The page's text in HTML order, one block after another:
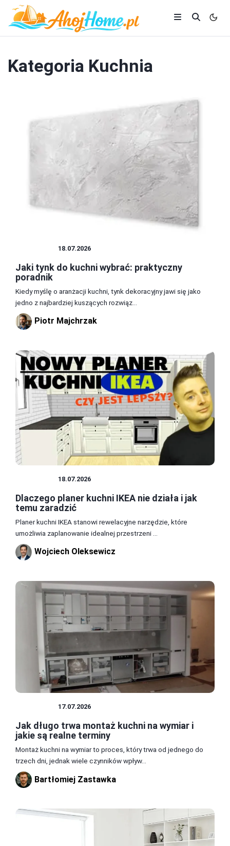
Kategoria Kuchnia
18.07.2026
Jaki tynk do kuchni wybrać: praktyczny
poradnik
Kiedy myślę o aranżacji kuchni, tynk dekoracyjny jawi się jako
jedno z najbardziej kuszących rozwiąz...
Piotr Majchrzak
18.07.2026
Dlaczego planer kuchni IKEA nie działa i jak
temu zaradzić
Planer kuchni IKEA stanowi rewelacyjne narzędzie, które
umożliwia zaplanowanie idealnej przestrzeni ...
Wojciech Oleksewicz
17.07.2026
Jak długo trwa montaż kuchni na wymiar i
jakie są realne terminy
Montaż kuchni na wymiar to proces, który trwa od jednego do
trzech dni, jednak wiele czynników wpływ...
Bartłomiej Zastawka